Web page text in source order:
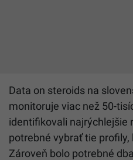
Data on steroids na
monitoruje viac než 50-
identifikovali najrýchlejšie
potrebné vybrať tie
Zároveň bolo potrebné